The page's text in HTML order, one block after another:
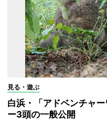
見る・遊ぶ
白浜・「アドベンチャ
ー3頭の一般公開